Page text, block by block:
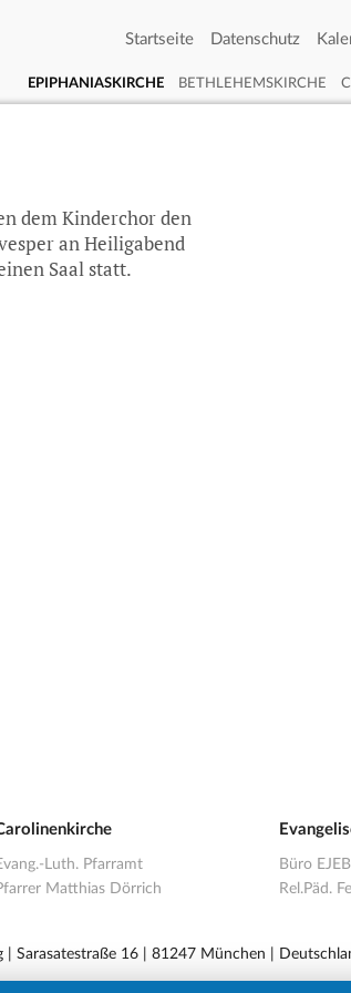
Startseite Datenschutz
EPIPHANIASKIRCHE BETHLEHEMSKIRCHE
dem Kinderchor den
an Heiligabend
Saal statt.
Luth. Pfarramt
Matthias Dörrich
Büro
Rel.Päd.
| Sarasatestraße 16 | 81247 München |